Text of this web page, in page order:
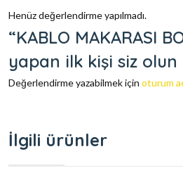
Henüz değerlendirme yapılmadı.
“KABLO MAKARASI
yapan ilk kişi siz olun
Değerlendirme yazabilmek için oturum
İlgili ürünler